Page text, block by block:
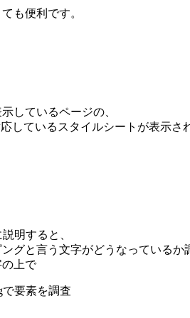
も便利です。
しているページの、
しているスタイルシートが表示さ
明すると、
グと言う文字がどうなっているか
上で
要素を調査